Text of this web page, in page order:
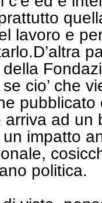
lavoro e
cio’ che
pubblicato
arriva ad un
impatto
politica.